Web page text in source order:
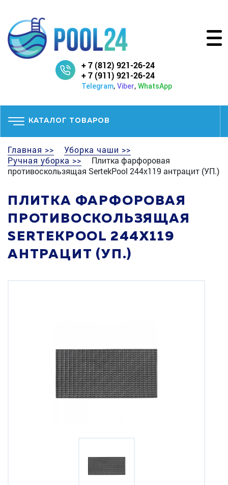
+ 7 (812) 921-26-24
+ 7 (911) 921-26-24
Telegram, Viber, WhatsApp
КАТАЛОГ ТОВАРОВ
Главная >>
Уборка чаши >>
Ручная уборка >>
Плитка фарфоровая
противоскользящая SertekPool 244х119 антрацит (УП.)
ПЛИТКА ФАРФОРОВАЯ
ПРОТИВОСКОЛЬЗЯЩАЯ
SERTEKPOOL 244Х119
АНТРАЦИТ (УП.)